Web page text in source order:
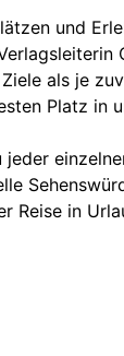
und
als je
Platz in
Reise in